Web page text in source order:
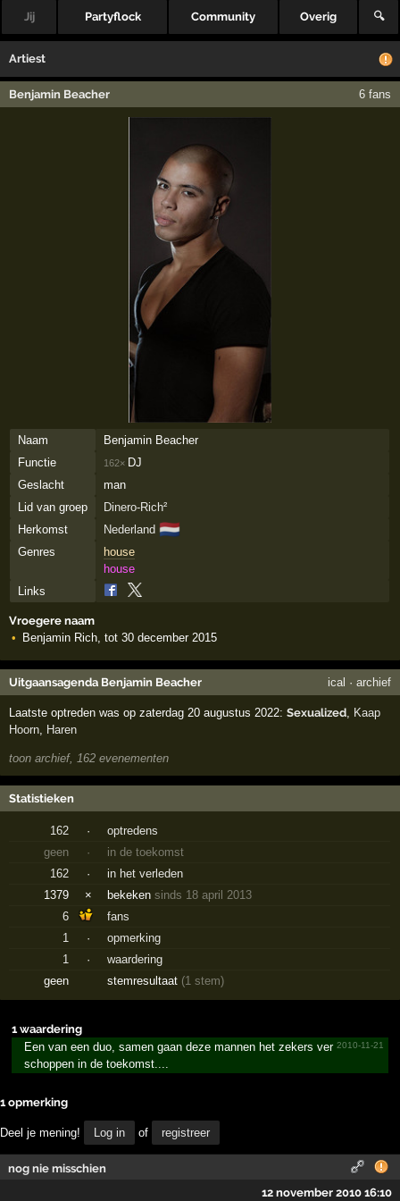
Jij Partyflock Community Overig 🔍
Artiest
Benjamin Beacher 6 fans
Naam
Benjamin Beacher
Functie
162× DJ
Geslacht
man
Lid van groep
Dinero-Rich²
Herkomst
Nederland 🇳🇱
Genres
house
house
Links
Vroegere naam
Benjamin Rich, tot 30 december 2015
Uitgaansagenda Benjamin Beacher ical · archief
Laatste optreden was op zaterdag 20 augustus 2022:Sexualized, Kaap
Hoorn, Haren
toon archief, 162 evenementen
Statistieken
162 ·
optredens
geen
·
in de toekomst
162
·
in het verleden
1379
× bekekensinds 18 april 2013
6
fans
1
·
opmerking
1
·
waardering
geen
stemresultaat (1 stem)
1 waardering
2010-11-21
Een van een duo, samen gaan deze mannen het zekers ver
schoppen in de toekomst....
1 opmerking
Deel je mening! Log in of registreer
nog nie misschien
12 november 2010 16:10